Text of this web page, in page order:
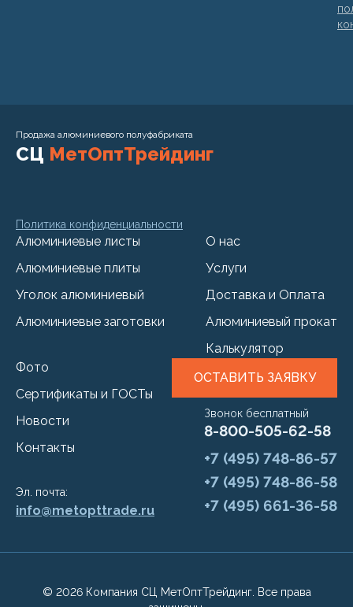
Продажа алюминиевого полуфабриката
СЦ МетОптТрейдинг
Политика конфиденциальности
Алюминиевые листы
Алюминиевые плиты
Уголок алюминиевый
Алюминиевые заготовки
О нас
Услуги
Доставка и Оплата
Алюминиевый прокат
Калькулятор
Фото
Сертификаты и ГОСТы
Новости
Контакты
Эл. почта:
info@metopttrade.ru
ОСТАВИТЬ ЗАЯВКУ
Звонок бесплатный
8-800-505-62-58
+7 (495) 748-86-57
+7 (495) 748-86-58
+7 (495) 661-36-58
© 2026 Компания СЦ МетОптТрейдинг. Все права